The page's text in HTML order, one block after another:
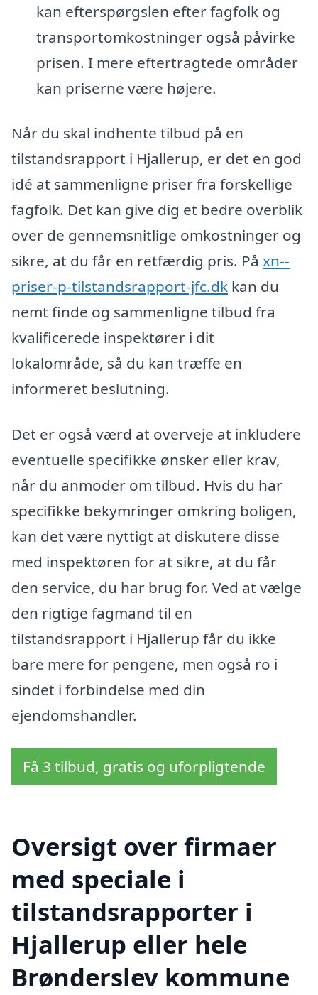
kan efterspørgslen efter fagfolk og
transportomkostninger også påvirke
prisen. I mere eftertragtede områder
kan priserne være højere.
Når du skal indhente tilbud på en
tilstandsrapport i Hjallerup, er det en god
idé at sammenligne priser fra forskellige
fagfolk. Det kan give dig et bedre overblik
over de gennemsnitlige omkostninger og
sikre, at du får en retfærdig pris. På xn--
priser-p-tilstandsrapport-jfc.dk kan du
nemt finde og sammenligne tilbud fra
kvalificerede inspektører i dit
lokalområde, så du kan træffe en
informeret beslutning.
Det er også værd at overveje at inkludere
eventuelle specifikke ønsker eller krav,
når du anmoder om tilbud. Hvis du har
specifikke bekymringer omkring boligen,
kan det være nyttigt at diskutere disse
med inspektøren for at sikre, at du får
den service, du har brug for. Ved at vælge
den rigtige fagmand til en
tilstandsrapport i Hjallerup får du ikke
bare mere for pengene, men også ro i
sindet i forbindelse med din
ejendomshandler.
Få 3 tilbud, gratis og uforpligtende
Oversigt over firmaer
med speciale i
tilstandsrapporter i
Hjallerup eller hele
Brønderslev kommune